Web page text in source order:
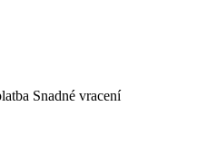
Snadné vracení